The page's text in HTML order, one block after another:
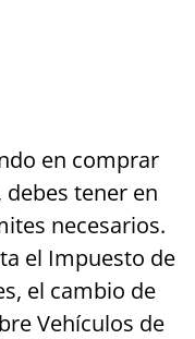
en comprar
tener en
necesarios.
el Impuesto de
el cambio de
Vehículos de